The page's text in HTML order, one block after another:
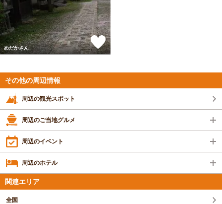
めだかさん
その他の周辺情報
周辺の観光スポット
周辺のご当地グルメ
周辺のイベント
周辺のホテル
関連エリア
全国